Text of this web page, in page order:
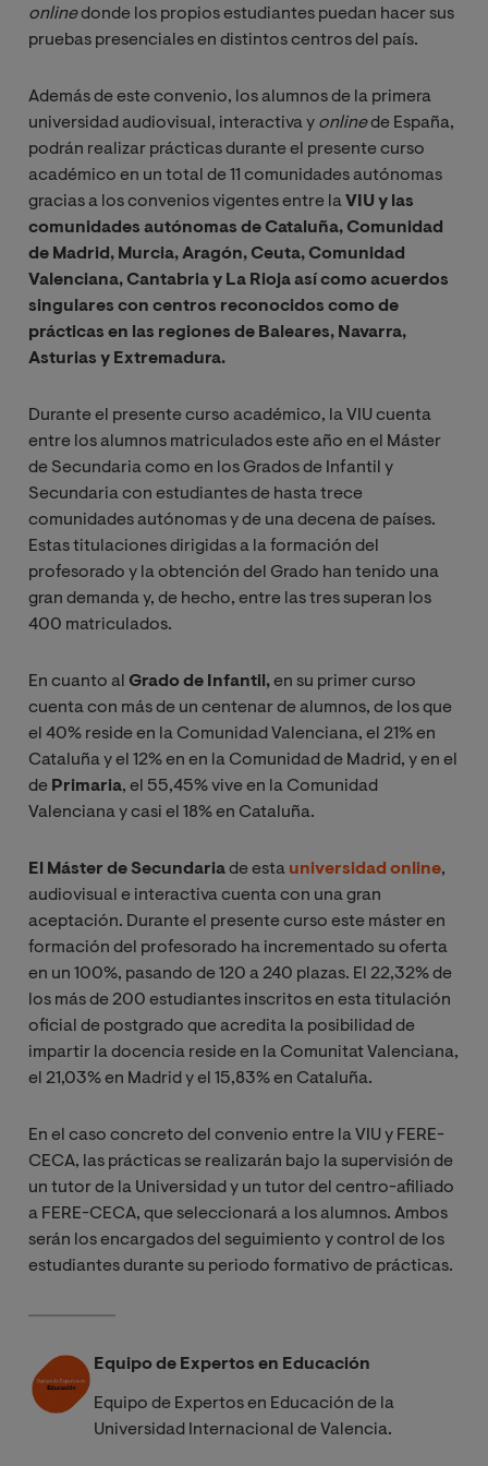
onlinedonde los propios estudiantes puedan hacer sus
pruebas presenciales en distintos centros del país.
Además de este convenio, los alumnos de la primera
universidad audiovisual, interactiva y online de España,
podrán realizar prácticas durante el presente curso
académico en un total de 11 comunidades autónomas
gracias a los convenios vigentes entre laVIU y las
comunidades autónomas de Cataluña, Comunidad
de Madrid, Murcia, Aragón, Ceuta, Comunidad
Valenciana, Cantabria y La Rioja así como acuerdos
singulares con centros reconocidos como de
prácticas en las regiones de Baleares, Navarra,
Asturias y Extremadura.
Durante el presente curso académico, la VIU cuenta
entre los alumnos matriculados este año en el Máster
de Secundaria como en los Grados de Infantil y
Secundaria con estudiantes de hasta trece
comunidades autónomas y de una decena de países.
Estas titulaciones dirigidas a la formación del
profesorado y la obtención del Grado han tenido una
gran demanda y, de hecho, entre las tres superan los
400 matriculados.
En cuanto al Grado de Infantil,en su primer curso
cuenta con más de un centenar de alumnos, de los que
el 40% reside en la Comunidad Valenciana, el 21% en
Cataluña y el 12% en en la Comunidad de Madrid, y en el
de Primaria, el 55,45% vive en la Comunidad
Valenciana y casi el 18% en Cataluña.
El Máster de Secundariade esta universidad online,
audiovisual e interactiva cuenta con una gran
aceptación. Durante el presente curso este máster en
formación del profesorado ha incrementado su oferta
en un 100%, pasando de 120 a 240 plazas. El 22,32% de
los más de 200 estudiantes inscritos en esta titulación
oficial de postgrado que acredita la posibilidad de
impartir la docencia reside en la Comunitat Valenciana,
el 21,03% en Madrid y el 15,83% en Cataluña.
En el caso concreto del convenio entre la VIU y FERE-
CECA, las prácticas se realizarán bajo la supervisión de
un tutor de la Universidad y un tutor del centro-afiliado
a FERE-CECA, que seleccionará a los alumnos. Ambos
serán los encargados del seguimiento y control de los
estudiantes durante su periodo formativo de prácticas.
Equipo de Expertos en Educación
Equipo de Expertos en Educación de la
Universidad Internacional de Valencia.